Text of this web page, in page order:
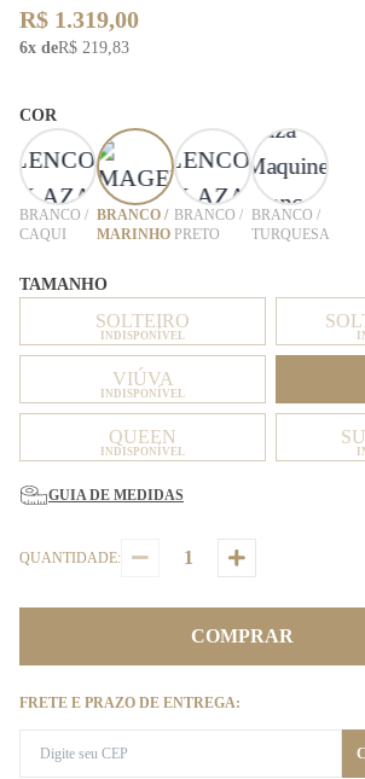
R$ 1.319,00
6x deR$ 219,83
COR
BRANCO /
CAQUI
BRANCO /
MARINHO
BRANCO /
PRETO
BRANCO /
TURQUESA
TAMANHO
SOLTEIRO
INDISPONÍVEL
VIÚVA
INDISPONÍVEL
QUEEN
INDISPONÍVEL
GUIA DE MEDIDAS
QUANTIDADE:
COMPRAR
FRETE E PRAZO DE ENTREGA: